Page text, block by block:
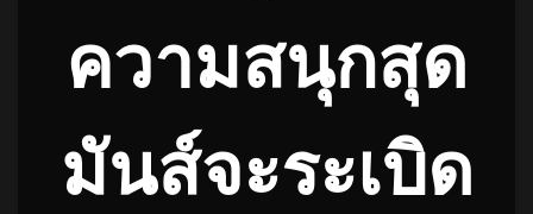
ความสนุกสุด
มันส์จะระเบิด